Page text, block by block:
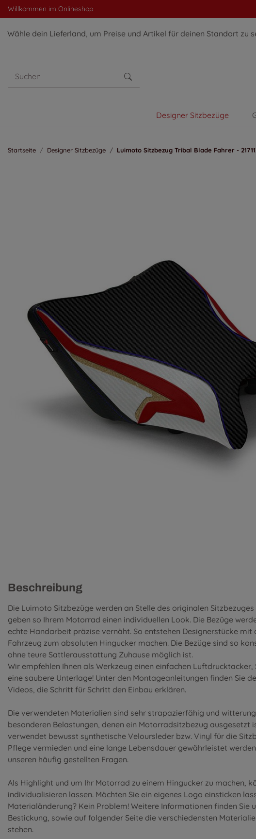
Willkommen im Onlineshop
Wähle dein Lieferland, um Preise und Artikel für deinen Standort zu
Designer Sitzbezüge
Startseite Designer Sitzbezüge Luimoto Sitzbezug Tribal Blade Fahrer -
Beschreibung
Die Luimoto Sitzbezüge werden an Stelle des originalen
geben so Ihrem Motorrad einen individuellen Look. Die Bezüge
echte Handarbeit präzise vernäht. So entstehen Designerstücke
Fahrzeug zum absoluten Hingucker machen. Die Bezüge sind so
ohne teure Sattlerausstattung Zuhause möglich ist.
Wir empfehlen Ihnen als Werkzeug einen einfachen Luftdrucktacker,
eine saubere Unterlage! Unter den Montageanleitungen finden Sie
Videos, die Schritt für Schritt den Einbau erklären.
Die verwendeten Materialien sind sehr strapazierfähig und
besonderen Belastungen, denen ein Motorradsitzbezug ausgesetzt
verwendet bewusst synthetische Veloursleder bzw. Vinyl für die
Pflege vermieden und eine lange Lebensdauer gewährleistet
unseren häufig gestellten Fragen.
Als Highlight und um Ihr Motorrad zu einem Hingucker zu machen,
individualisieren lassen. Möchten Sie ein eigenes Logo einsticken
Materialänderung? Kein Problem! Weitere Informationen finden Sie
Bestickung , sowie auf folgender Seite die verschiedensten
stehen.